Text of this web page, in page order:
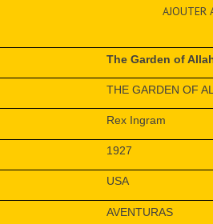
AJOUTER
The Garden of
THE GARDEN OF
Rex Ingram
1927
USA
AVENTURAS